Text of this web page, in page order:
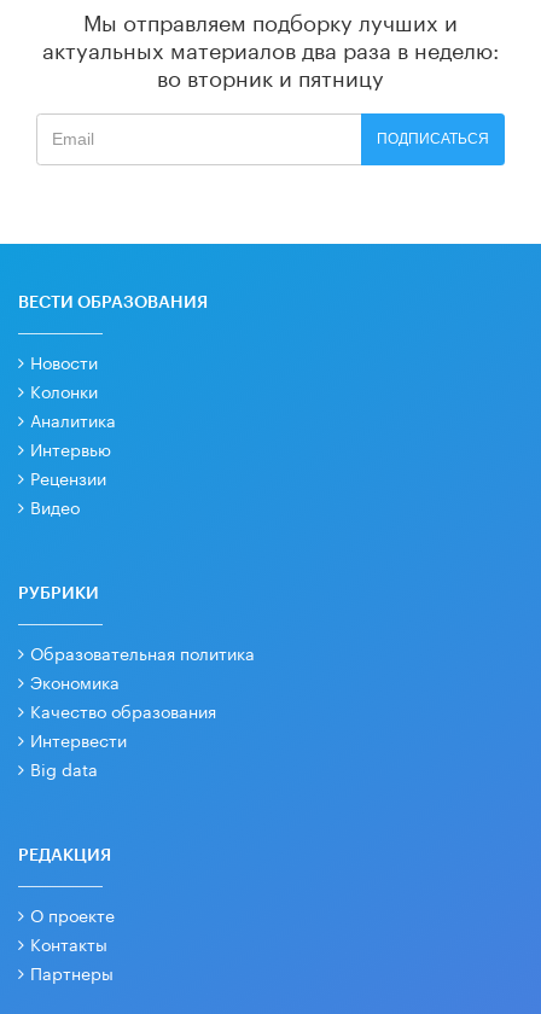
Мы отправляем подборку лучших и
актуальных материалов два раза в неделю:
во вторник и пятницу
ПОДПИСАТЬСЯ
ВЕСТИ ОБРАЗОВАНИЯ
Новости
Колонки
Аналитика
Интервью
Рецензии
Видео
РУБРИКИ
Образовательная политика
Экономика
Качество образования
Интервести
Big data
РЕДАКЦИЯ
О проекте
Контакты
Партнеры